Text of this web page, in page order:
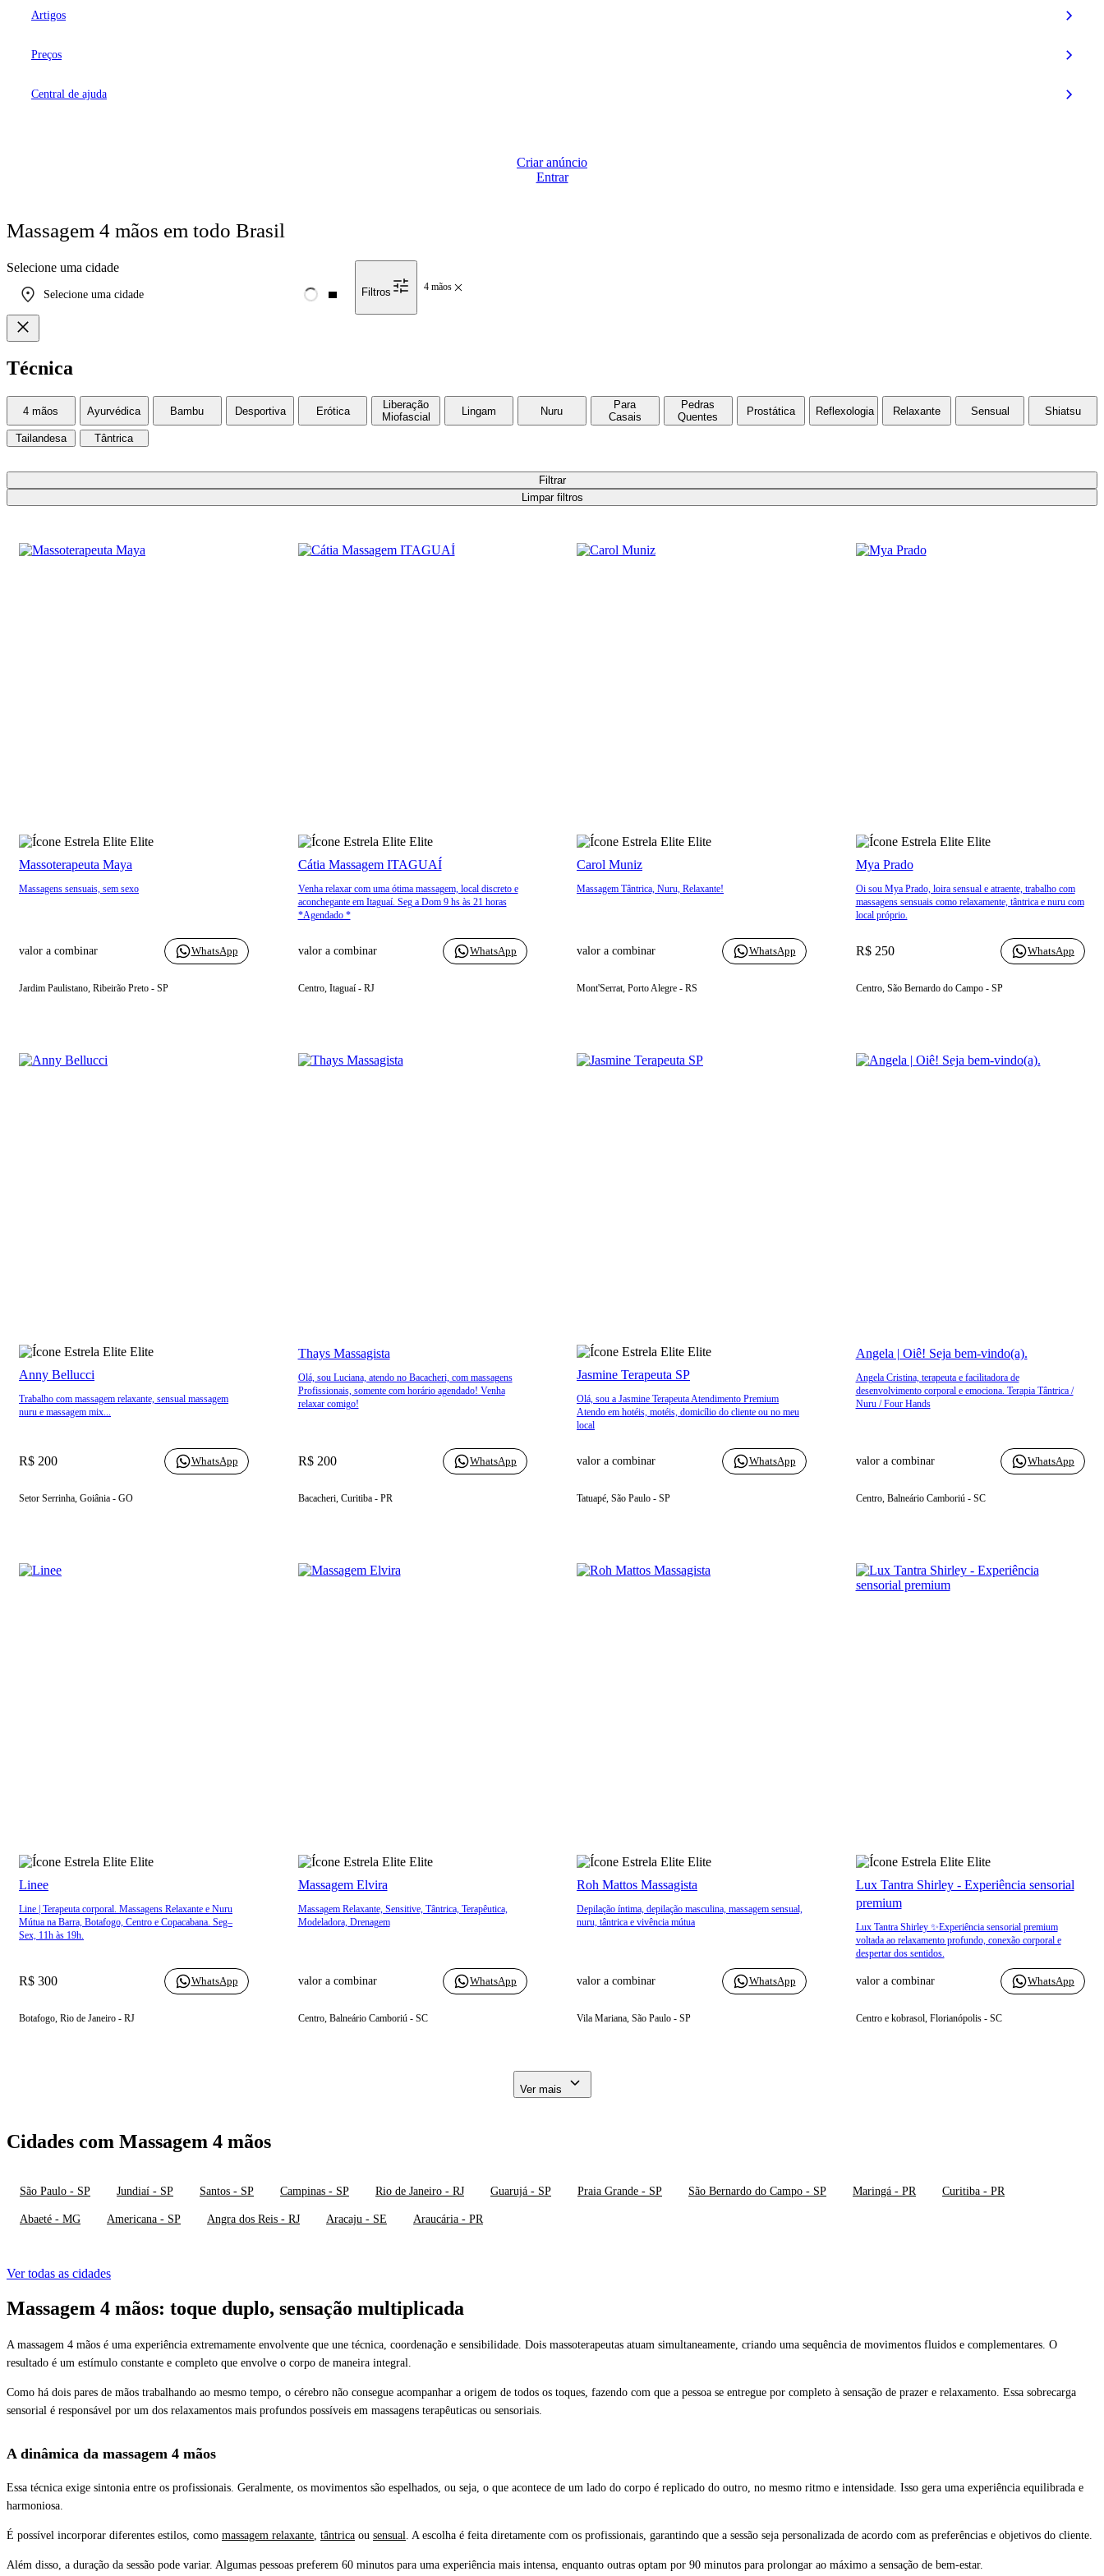
Artigos
Preços
Central de ajuda
Criar anúncio
Entrar
Massagem 4 mãos em todo Brasil
Selecione uma cidade
Selecione uma cidade Filtros 4 mãos
Técnica
4 mãos Ayurvédica Bambu Desportiva Erótica
Liberação
Miofascial
Lingam Nuru
Para
Casais
Pedras
Quentes
Prostática Reflexologia Relaxante Sensual Shiatsu
Tailandesa Tântrica
Filtrar
Limpar filtros
Elite
Massoterapeuta Maya
Massagens sensuais, sem sexo
valor a combinar WhatsApp
Jardim Paulistano, Ribeirão Preto - SP
Elite
Cátia Massagem ITAGUAÍ
Venha relaxar com uma ótima massagem, local discreto e
aconchegante em Itaguaí. Seg a Dom 9 hs às 21 horas
*Agendado *
valor a combinar WhatsApp
Centro, Itaguaí - RJ
Elite
Carol Muniz
Massagem Tântrica, Nuru, Relaxante!
valor a combinar WhatsApp
Mont'Serrat, Porto Alegre - RS
Elite
Mya Prado
Oi sou Mya Prado, loira sensual e atraente, trabalho com
massagens sensuais como relaxamente, tântrica e nuru com
local próprio.
R$ 250 WhatsApp
Centro, São Bernardo do Campo - SP
Elite
Anny Bellucci
Trabalho com massagem relaxante, sensual massagem
nuru e massagem mix...
R$ 200 WhatsApp
Setor Serrinha, Goiânia - GO
Thays Massagista
Olá, sou Luciana, atendo no Bacacheri, com massagens
Profissionais, somente com horário agendado! Venha
relaxar comigo!
R$ 200 WhatsApp
Bacacheri, Curitiba - PR
Elite
Jasmine Terapeuta SP
Olá, sou a Jasmine Terapeuta Atendimento Premium
Atendo em hotéis, motéis, domicílio do cliente ou no meu
local
valor a combinar WhatsApp
Tatuapé, São Paulo - SP
Angela | Oiê! Seja bem-vindo(a).
Angela Cristina, terapeuta e facilitadora de
desenvolvimento corporal e emociona. Terapia Tântrica /
Nuru / Four Hands
valor a combinar WhatsApp
Centro, Balneário Camboriú - SC
Elite
Linee
Line | Terapeuta corporal. Massagens Relaxante e Nuru
Mútua na Barra, Botafogo, Centro e Copacabana. Seg–
Sex, 11h às 19h.
R$ 300 WhatsApp
Botafogo, Rio de Janeiro - RJ
Elite
Massagem Elvira
Massagem Relaxante, Sensitive, Tântrica, Terapêutica,
Modeladora, Drenagem
valor a combinar WhatsApp
Centro, Balneário Camboriú - SC
Elite
Roh Mattos Massagista
Depilação íntima, depilação masculina, massagem sensual,
nuru, tântrica e vivência mútua
valor a combinar WhatsApp
Vila Mariana, São Paulo - SP
Elite
Lux Tantra Shirley - Experiência sensorial
premium
Lux Tantra Shirley ✨Experiência sensorial premium
voltada ao relaxamento profundo, conexão corporal e
despertar dos sentidos.
valor a combinar WhatsApp
Centro e kobrasol, Florianópolis - SC
Ver mais
Cidades com Massagem 4 mãos
São Paulo - SP Jundiaí - SP Santos - SP Campinas - SP Rio de Janeiro - RJ Guarujá - SP Praia Grande - SP São Bernardo do Campo - SP Maringá - PR Curitiba - PR
Abaeté - MG Americana - SP Angra dos Reis - RJ Aracaju - SE Araucária - PR
Ver todas as cidades
Massagem 4 mãos: toque duplo, sensação multiplicada
A massagem 4 mãos é uma experiência extremamente envolvente que une técnica, coordenação e sensibilidade. Dois massoterapeutas atuam simultaneamente, criando uma sequência de movimentos fluidos e complementares. O
resultado é um estímulo constante e completo que envolve o corpo de maneira integral.
Como há dois pares de mãos trabalhando ao mesmo tempo, o cérebro não consegue acompanhar a origem de todos os toques, fazendo com que a pessoa se entregue por completo à sensação de prazer e relaxamento. Essa sobrecarga
sensorial é responsável por um dos relaxamentos mais profundos possíveis em massagens terapêuticas ou sensoriais.
A dinâmica da massagem 4 mãos
Essa técnica exige sintonia entre os profissionais. Geralmente, os movimentos são espelhados, ou seja, o que acontece de um lado do corpo é replicado do outro, no mesmo ritmo e intensidade. Isso gera uma experiência equilibrada e
harmoniosa.
É possível incorporar diferentes estilos, como massagem relaxante, tântrica ou sensual. A escolha é feita diretamente com os profissionais, garantindo que a sessão seja personalizada de acordo com as preferências e objetivos do cliente.
Além disso, a duração da sessão pode variar. Algumas pessoas preferem 60 minutos para uma experiência mais intensa, enquanto outras optam por 90 minutos para prolongar ao máximo a sensação de bem-estar.